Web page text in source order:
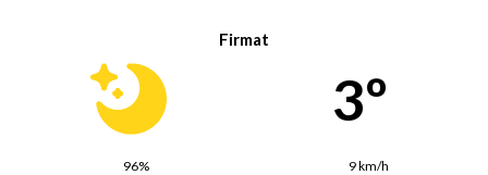
Firmat
3º
96%
9 km/h